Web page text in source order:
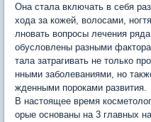
Она стала включать в себя
хода за кожей, волосами,
лновать вопросы лечения
обусловлены разными
тала затрагивать не только
нными заболеваниями, но
жденными пороками развития.
В настоящее время
орые основаны на 3 главных